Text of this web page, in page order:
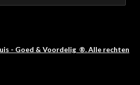
- Goed & Voordelig ®. Alle rechten